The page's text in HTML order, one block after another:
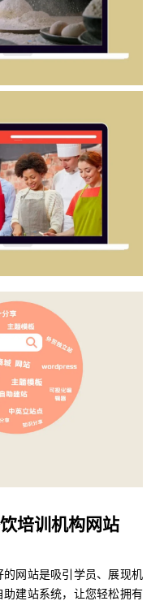
培训机构网站
网站是吸引学员、展现机
建站系统，让您轻松拥有